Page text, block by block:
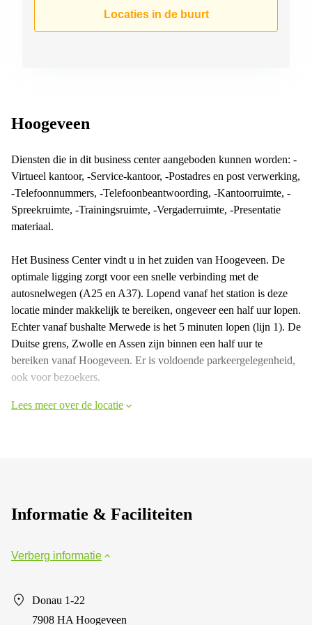
Kantoorruimte
Coworking
space
Haarlem
Kantoor
Huren
in
Bedrijfsruimte
Huren in
Nijmegen
Locaties in de buurt
Hoogeveen
Diensten die in dit business center aangeboden kunnen worden: -
Virtueel kantoor, -Service-kantoor, -Postadres en post verwerking,
-Telefoonnummers, -Telefoonbeantwoording, -Kantoorruimte, -
Spreekruimte, -Trainingsruimte, -Vergaderruimte, -Presentatie
materiaal.
Het Business Center vindt u in het zuiden van Hoogeveen. De
optimale ligging zorgt voor een snelle verbinding met de
autosnelwegen (A25 en A37). Lopend vanaf het station is deze
locatie minder makkelijk te bereiken, ongeveer een half uur lopen.
Echter vanaf bushalte Merwede is het 5 minuten lopen (lijn 1). De
Duitse grens, Zwolle en Assen zijn binnen een half uur te
bereiken vanaf Hoogeveen. Er is voldoende parkeergelegenheid,
ook voor bezoekers.
Lees meer over de locatie
Informatie & Faciliteiten
Verberg informatie
Donau 1-22
7908 HA Hoogeveen